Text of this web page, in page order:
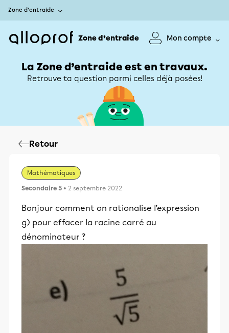
Zone d’entraide
Zone d’entraide Mon compte
La Zone d’entraide est en travaux.
Retrouve ta question parmi celles déjà posées!
Retour
Mathématiques
Secondaire 5 • 2 septembre 2022
Bonjour comment on rationalise l’expression
g) pour effacer la racine carré au
dénominateur ?